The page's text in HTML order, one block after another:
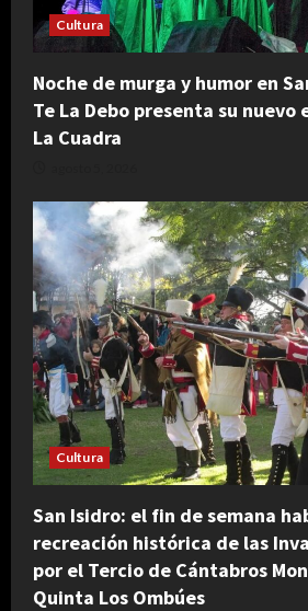
Cultura
Noche de murga y humor en
Te La Debo presenta su nuevo
La Cuadra
Cultura
San Isidro: el fin de semana
recreación histórica de las
por el Tercio de Cántabros
Quinta Los Ombúes